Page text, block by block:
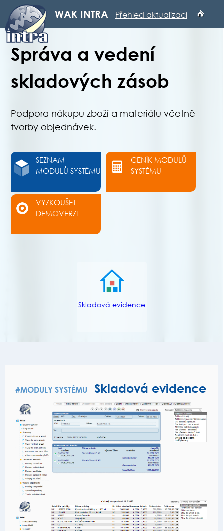
≡
WAK INTRA Přehled aktualizací
Správa a vedení
skladových zásob
Podpora nákupu zboží a materiálu včetně
tvorby objednávek.
SEZNAM
MODULŮ SYSTÉMU
CENÍK MODULŮ
SYSTÉMU
VYZKOUŠET
DEMOVERZI
Skladová evidence
#MODULY SYSTÉMU Skladová evidence